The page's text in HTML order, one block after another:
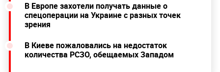
В Европе захотели получать данные о
спецоперации на Украине с разных точек
зрения
В Киеве пожаловались на недостаток
количества РСЗО, обещаемых Западом